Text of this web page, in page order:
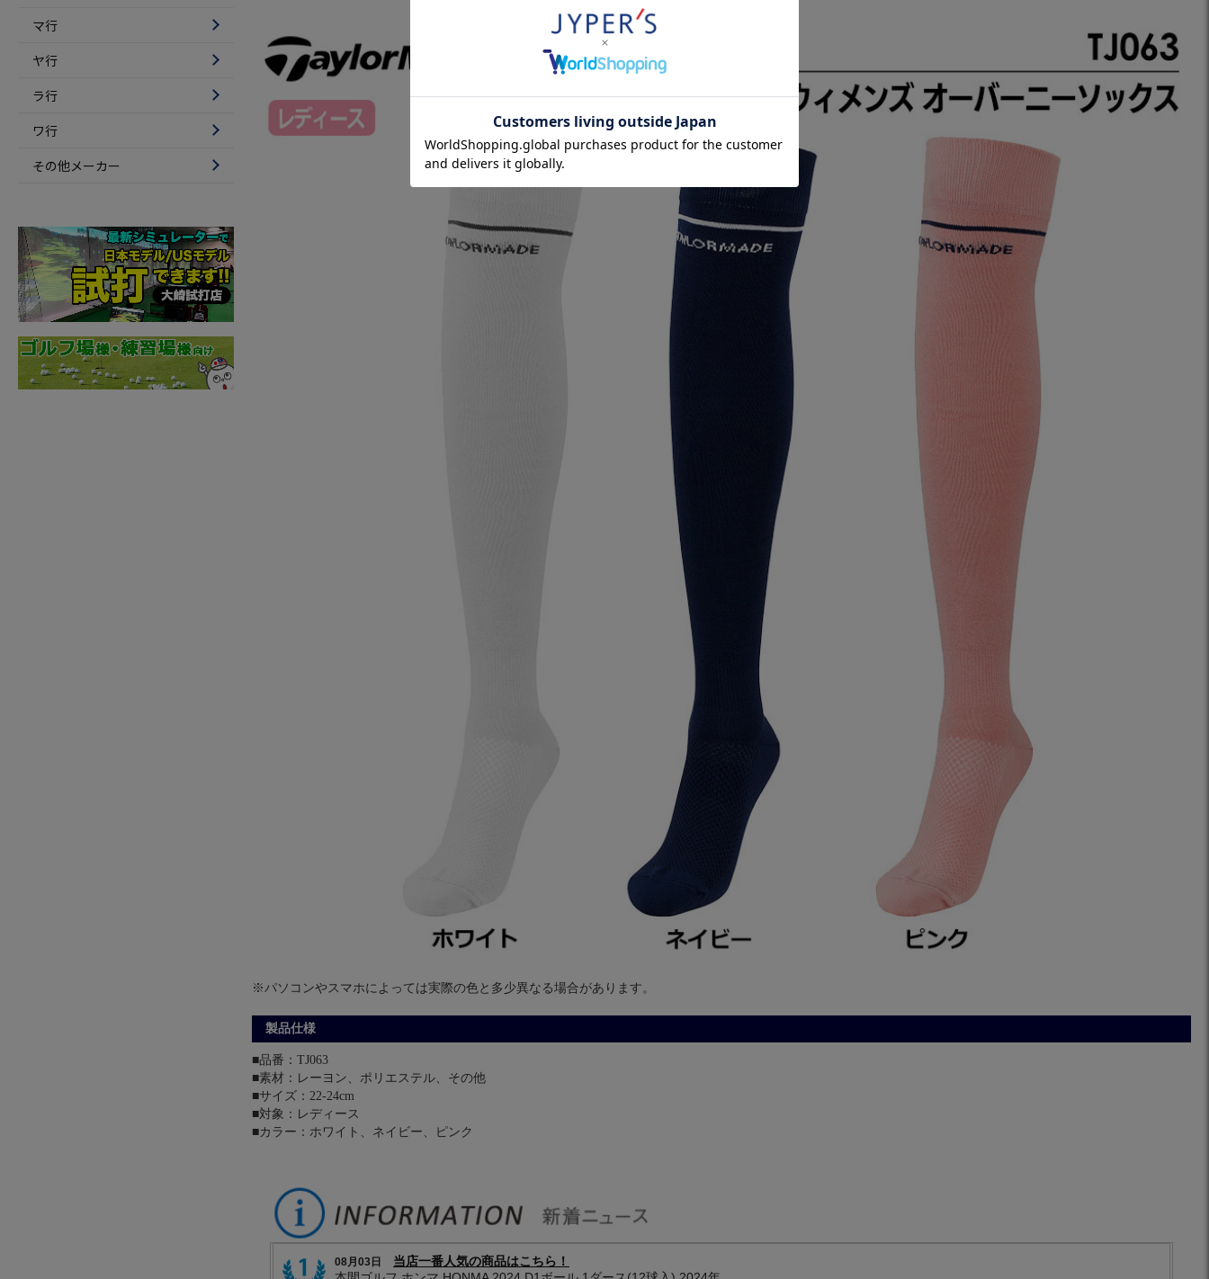
マ行
ヤ行
ラ行
ワ行
その他メーカー
※パソコンやスマホによっては実際の色と多少異なる場合があります。
製品仕様
■品番：TJ063
■素材：レーヨン、ポリエステル、その他
■サイズ：22-24cm
■対象：レディース
■カラー：ホワイト、ネイビー、ピンク